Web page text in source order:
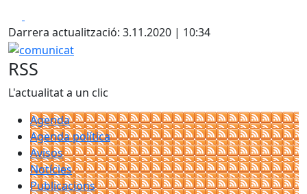
Darrera actualització: 3.11.2020 | 10:34
comunicat
RSS
L'actualitat a un clic
Agenda
Agenda política
Avisos
Notícies
Publicacions